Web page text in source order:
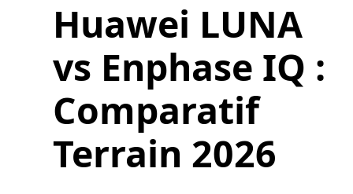
Huawei LUNA
vs Enphase IQ :
Comparatif
Terrain 2026